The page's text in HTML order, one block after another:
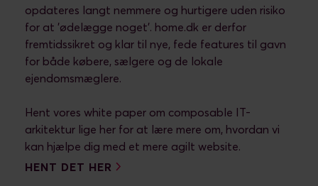
opdateres langt nemmere og hurtigere uden risiko
for at ’ødelægge noget’. home.dk er derfor
fremtidssikret og klar til nye, fede features til gavn
for både købere, sælgere og de lokale
ejendomsmæglere.
Hent vores white paper om composable IT-
arkitektur lige her for at lære mere om, hvordan vi
kan hjælpe dig med et mere agilt website.
HENT DET HER